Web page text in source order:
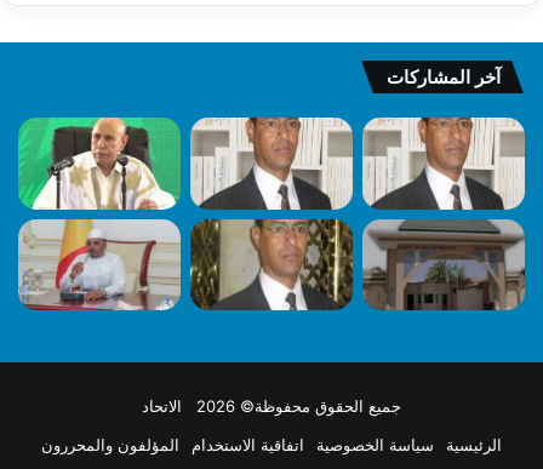
آخر المشاركات
جميع الحقوق محفوظة© 2026 الاتحاد
الرئيسية
سياسة الخصوصية اتفاقية الاستخدام المؤلفون والمحررون